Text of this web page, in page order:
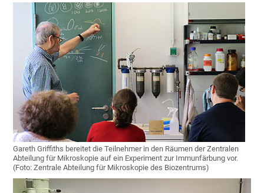
Gareth Griffiths bereitet die Teilnehmer in den Räumen der Zentralen
Abteilung für Mikroskopie auf ein Experiment zur Immunfärbung vor.
(Foto: Zentrale Abteilung für Mikroskopie des Biozentrums)